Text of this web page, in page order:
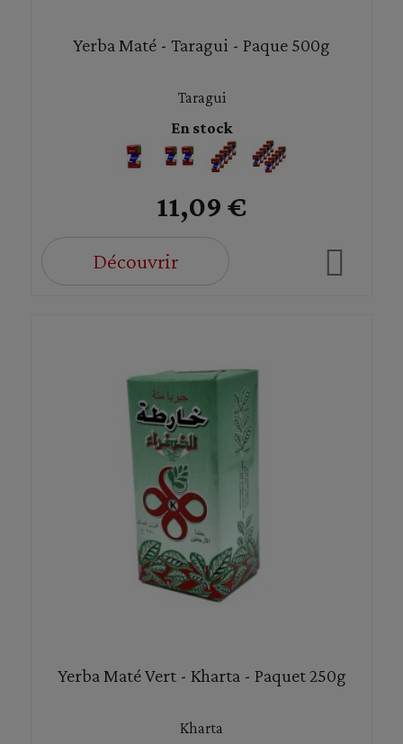
Yerba Maté - Taragui - Paque 500g
Taragui
En stock
11,09 €
Découvrir
Yerba Maté Vert - Kharta - Paquet 250g
Kharta